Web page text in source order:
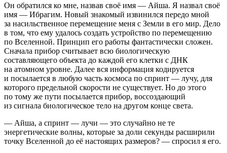
Он обратился ко мне, назвав своё имя — Айша. Я назвал своё
имя — Ибрагим. Новый знакомый извинился передо мной
за насильственное перемещение меня с Земли в его мир. Дело
в том, что ему удалось создать устройство по перемещению
по Вселенной. Принцип его работы фантастически сложен.
Сначала прибор считывает всю биологическую
составляющего объекта до каждой его клетки с ДНК
на атомном уровне. Далее вся информация кодируется
и посылается в любую часть космоса по спринт — лучу, для
которого предельной скорости не существует. Но до этого
по тому же пути посылается прибор, воссоздающий
из сигнала биологическое тело на другом конце света.
— Айша, а спринт — лучи — это случайно не те
энергетические волны, которые за доли секунды расширили
точку Вселенной до её настоящих размеров? — спросил я его.